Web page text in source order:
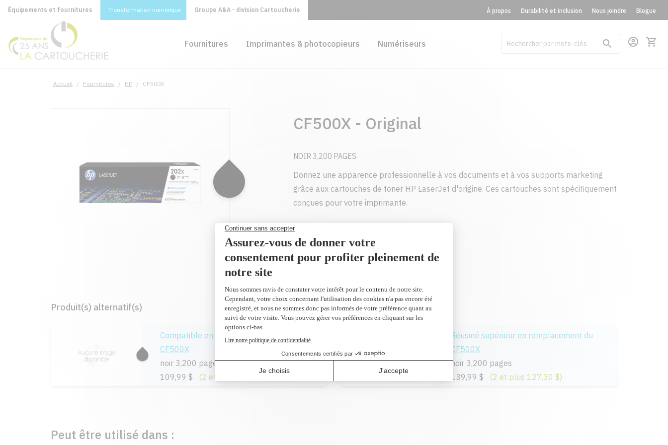
Équipements et fournitures Transformation numérique Groupe A&A - division Cartoucherie À propos Durabilité et inclusion Nous joindre Blogue
Fournitures Imprimantes & photocopieurs Numériseurs
Accueil / Fournitures / HP / CF500X
CF500X - Original
NOIR 3,200 PAGES
Donnez une apparence professionnelle à vos documents et à vos supports marketing
grâce aux cartouches de toner HP LaserJet d'origine. Ces cartouches sont spécifiquement
conçues pour votre imprimante.
186,99 $
AJOUTER AU PANIER
Produit(s) alternatif(s)
Compatible en remplacement du
CF500X
noir 3,200 pages
109,99 $
(2 et plus 104,40 $)
Réusiné supérieur en remplacement du
CF500X
noir 3,200 pages
139,99 $
(2 et plus 127,30 $)
Peut être utilisé dans :